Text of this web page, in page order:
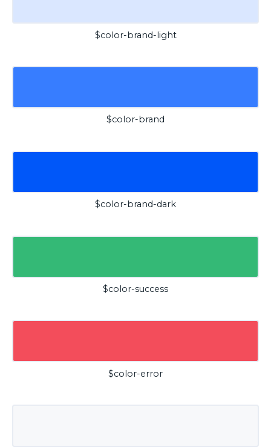
$color-brand-light
$color-brand
$color-brand-dark
$color-success
$color-error